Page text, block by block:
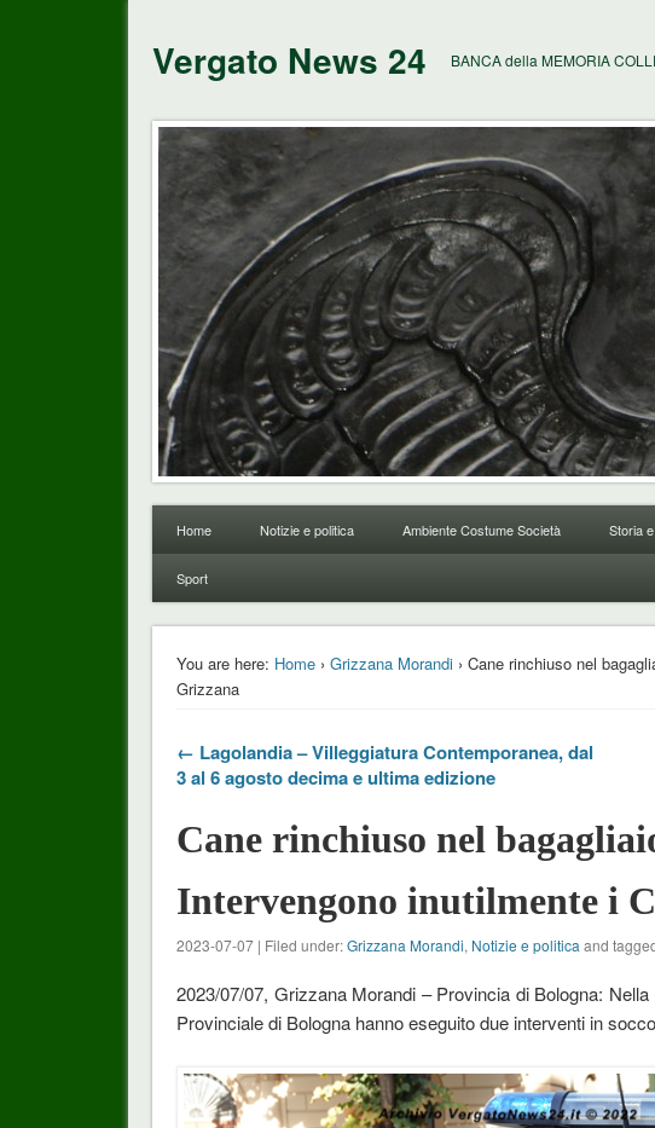
Vergato News 24 BANCA della MEMORIA
Home Notizie e politica Ambiente Costume Società Storia
Sport
You are here: Home› Grizzana Morandi› Cane rinchiuso nel
Grizzana
← Lagolandia – Villeggiatura Contemporanea, dal
3 al 6 agosto decima e ultima edizione
Cane rinchiuso nel
Intervengono inutilmente i
2023-07-07 | Filed under:Grizzana Morandi, Notizie e politica and
2023/07/07, Grizzana Morandi – Provincia di Bologna:
Provinciale di Bologna hanno eseguito due interventi in